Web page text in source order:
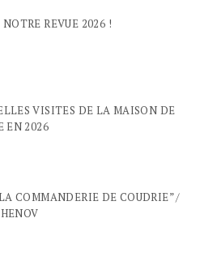
REVUE 2026 !
VISITES DE LA MAISON DE
EN 2026
COMMANDERIE DE COUDRIE” /